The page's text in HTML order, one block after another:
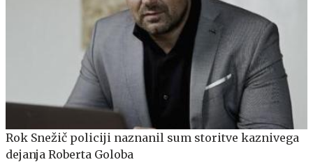
Rok Snežič policiji naznanil sum storitve kaznivega
dejanja Roberta Goloba